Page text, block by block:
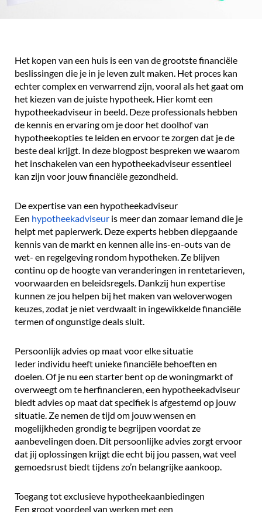
Het kopen van een huis is een van de grootste financiële
beslissingen die je in je leven zult maken. Het proces kan
echter complex en verwarrend zijn, vooral als het gaat om
het kiezen van de juiste hypotheek. Hier komt een
hypotheekadviseur in beeld. Deze professionals hebben
de kennis en ervaring om je door het doolhof van
hypotheekopties te leiden en ervoor te zorgen dat je de
beste deal krijgt. In deze blogpost bespreken we waarom
het inschakelen van een hypotheekadviseur essentieel
kan zijn voor jouw financiële gezondheid.
De expertise van een hypotheekadviseur
Een hypotheekadviseur is meer dan zomaar iemand die je
helpt met papierwerk. Deze experts hebben diepgaande
kennis van de markt en kennen alle ins-en-outs van de
wet- en regelgeving rondom hypotheken. Ze blijven
continu op de hoogte van veranderingen in rentetarieven,
voorwaarden en beleidsregels. Dankzij hun expertise
kunnen ze jou helpen bij het maken van weloverwogen
keuzes, zodat je niet verdwaalt in ingewikkelde financiële
termen of ongunstige deals sluit.
Persoonlijk advies op maat voor elke situatie
Ieder individu heeft unieke financiële behoeften en
doelen. Of je nu een starter bent op de woningmarkt of
overweegt om te herfinancieren, een hypotheekadviseur
biedt advies op maat dat specifiek is afgestemd op jouw
situatie. Ze nemen de tijd om jouw wensen en
mogelijkheden grondig te begrijpen voordat ze
aanbevelingen doen. Dit persoonlijke advies zorgt ervoor
dat jij oplossingen krijgt die echt bij jou passen, wat veel
gemoedsrust biedt tijdens zo’n belangrijke aankoop.
Toegang tot exclusieve hypotheekaanbiedingen
Een groot voordeel van werken met een